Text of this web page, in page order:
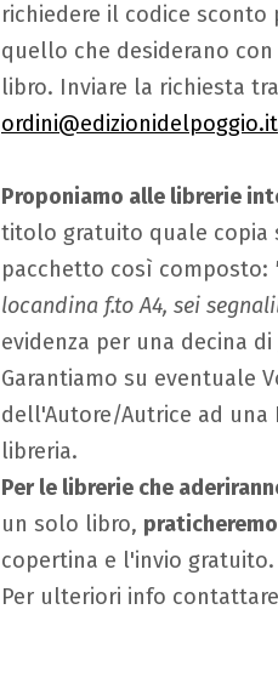
richiedere il codice
quello che desiderano
libro. Inviare la richiesta
ordini@edizionidelpoggio.it
Proponiamo alle librerie
titolo gratuito quale copia
pacchetto così composto:
locandina f.to A4, sei
evidenza per una decina
Garantiamo su eventuale
dell'Autore/Autrice ad una
libreria.
Per le librerie che
un solo libro,
copertina e l'invio gratuito.
Per ulteriori info